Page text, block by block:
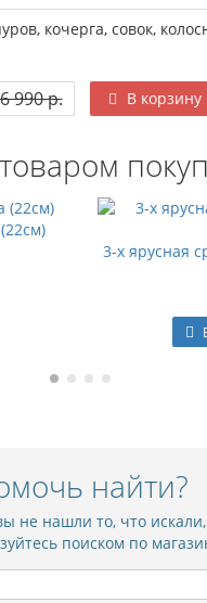
кочерга, совок,
990 р. В корзину
3-х ярусная
найти?
не нашли то, что искали,
поиском по